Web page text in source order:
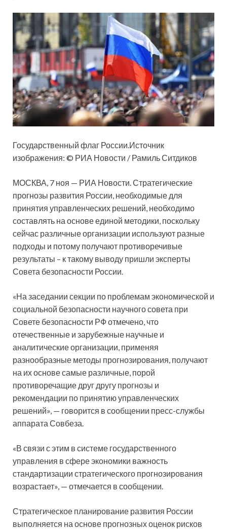
Государственный флаг России.Источник
изображения: © РИА Новости / Рамиль Ситдиков
МОСКВА, 7 ноя — РИА Новости. Стратегические
прогнозы развития России, необходимые для
принятия управленческих решений, необходимо
составлять на основе единой методики, поскольку
сейчас различные организации используют разные
подходы и потому получают противоречивые
результаты – к такому выводу пришли эксперты
Совета безопасности России.
«На заседании секции по проблемам экономической и
социальной безопасности научного совета при
Совете безопасности РФ отмечено, что
отечественные и зарубежные научные и
аналитические организации, применяя
разнообразные методы прогнозирования, получают
на их основе самые различные, порой
противоречащие друг другу прогнозы и
рекомендации по принятию управленческих
решений», — говорится в сообщении пресс-службы
аппарата Совбеза.
«В связи с этим в системе государственного
управления в сфере экономики важность
стандартизации стратегического прогнозирования
возрастает», — отмечается в сообщении.
Стратегическое планирование развития России
выполняется на основе прогнозных оценок рисков